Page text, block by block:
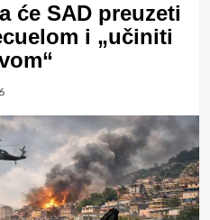
će SAD preuzeti
i „učiniti